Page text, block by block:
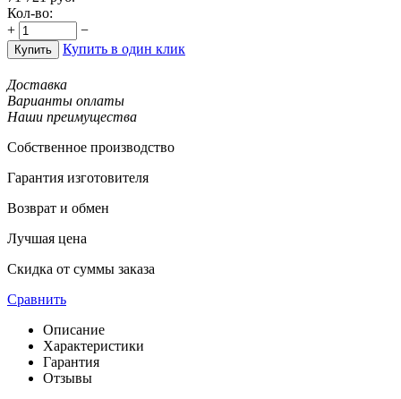
Кол-во:
+
−
Купить Купить в один клик
Доставка
Варианты оплаты
Наши преимущества
Собственное производство
Гарантия изготовителя
Возврат и обмен
Лучшая цена
Скидка от суммы заказа
Сравнить
Описание
Характеристики
Гарантия
Отзывы